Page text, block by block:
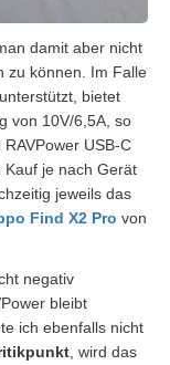
damit aber nicht
zu können. Im Falle
bietet
von 10V/6,5A, so
USB-C
je nach Gerät
jeweils das
Find X2 Pro von
negativ
bleibt
ich ebenfalls nicht
, wird das